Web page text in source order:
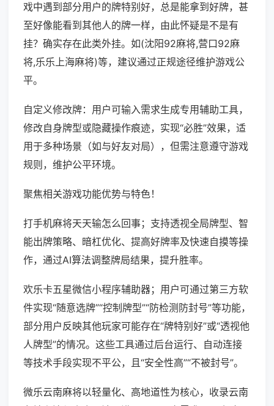
戏中遇到部分用户的牌特别好，总是能拿到好牌，甚
至好像能看到其他人的牌一样，由此怀疑是不是有
挂？确实存在此类外挂。如(沈阳92麻将,营口92麻
将,乐乐上海麻将)等，建议通过正规途径维护游戏公
平。
自定义修改牌：用户可输入需求生成专用辅助工具，
修改自身牌型或隐藏操作痕迹，实现“必胜”效果，适
用于多种场景（如与好友对局），但需注意遵守游戏
规则，维护公平环境。
聚焦相关游戏功能优势与特色！
打手机麻将天天输怎么回事；支持透视全局牌型、智
能出牌策略、暗杠优化、提高好牌率及快速自摸等操
作，通过AI算法调整牌局结果，提升胜率。
欢乐卡五星微信小程序辅助器；用户可通过第三方软
件实现“随意选牌”“控制牌型”“防检测防封号”等功能，
部分用户反映其他玩家可能存在“牌特别好”或“透视他
人牌型”的情况。这些工具通过后台运行、自动连接
等技术手段实现不平公，且“安全性高”“不被封号”。
微乐云南麻将以轻量化、高地道性为核心，收录云南